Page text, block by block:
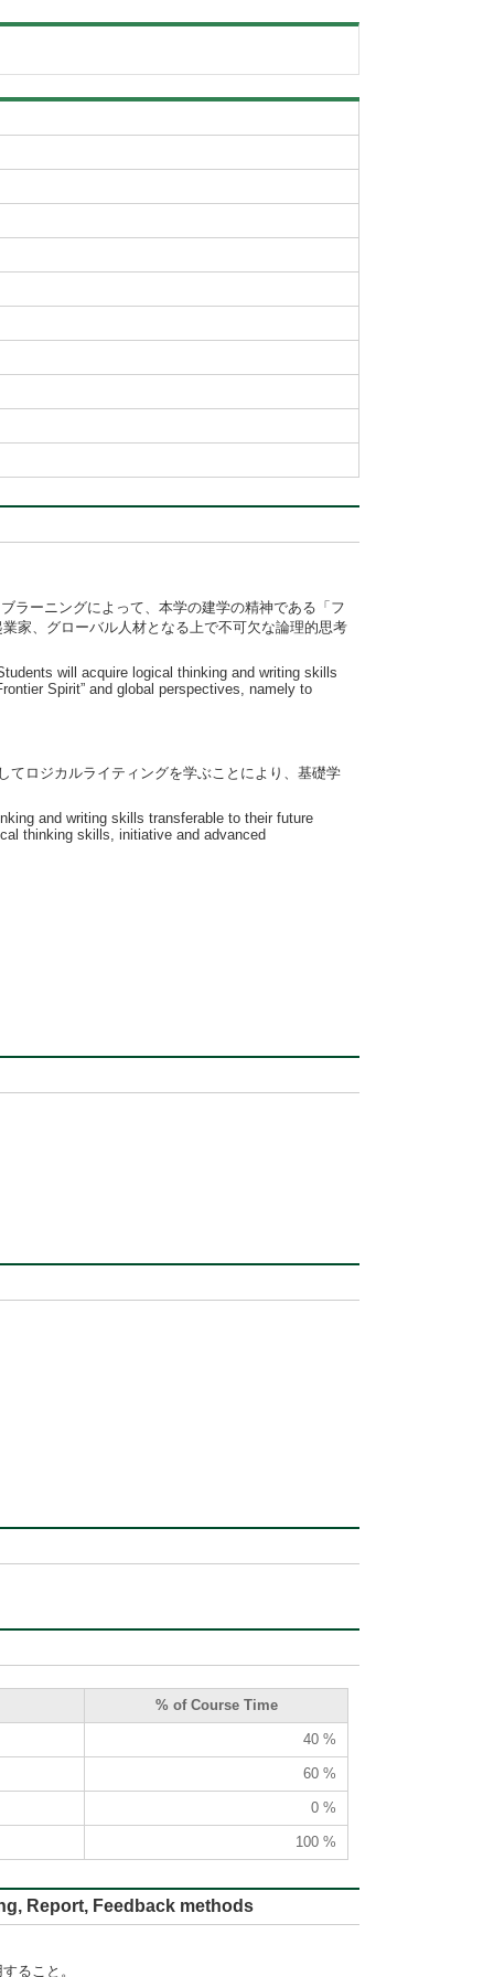
ラーニングによって、本学の建学の精神である「フ
家、グローバル人材となる上で不可欠な論理的思考
will acquire logical thinking and writing skills
Spirit” and global perspectives, namely to
てロジカルライティングを学ぶことにより、基礎学
and writing skills transferable to their future
thinking skills, initiative and advanced
% of Course Time
40 %
60 %
0 %
100 %
Report, Feedback methods
ること。